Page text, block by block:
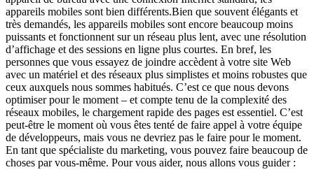
appareils mobiles sont bien différents.Bien que souvent élégants et
très demandés, les appareils mobiles sont encore beaucoup moins
puissants et fonctionnent sur un réseau plus lent, avec une résolution
d’affichage et des sessions en ligne plus courtes. En bref, les
personnes que vous essayez de joindre accèdent à votre site Web
avec un matériel et des réseaux plus simplistes et moins robustes que
ceux auxquels nous sommes habitués. C’est ce que nous devons
optimiser pour le moment – et compte tenu de la complexité des
réseaux mobiles, le chargement rapide des pages est essentiel. C’est
peut-être le moment où vous êtes tenté de faire appel à votre équipe
de développeurs, mais vous ne devriez pas le faire pour le moment.
En tant que spécialiste du marketing, vous pouvez faire beaucoup de
choses par vous-même. Pour vous aider, nous allons vous guider :